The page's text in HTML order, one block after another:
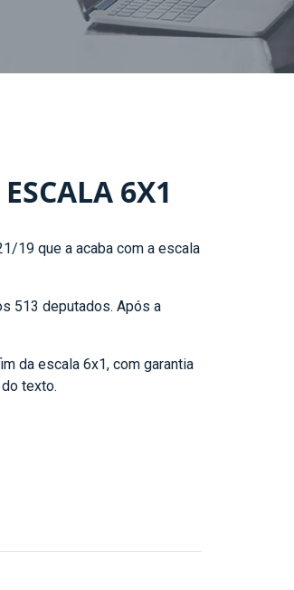
6X1
19 que a acaba com a escala
513 deputados. Após a
da escala 6x1, com garantia
texto.